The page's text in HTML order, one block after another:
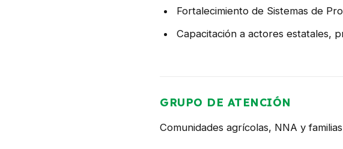
Fortalecimiento de Sistemas de
Capacitación a actores estatales,
GRUPO DE ATENCIÓN
Comunidades agrícolas, NNA y